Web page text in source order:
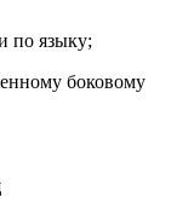
по языку;
боковому